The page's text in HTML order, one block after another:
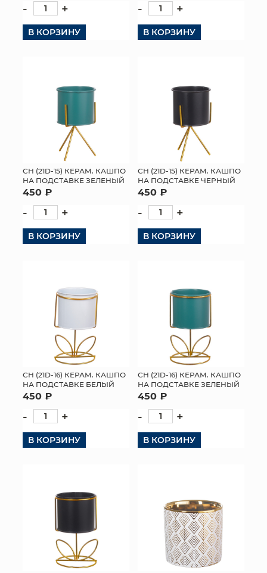
- +
В КОРЗИНУ
- +
В КОРЗИНУ
СН (21D-15) КЕРАМ. КАШПО
НА ПОДСТАВКЕ ЗЕЛЕНЫЙ
450 ₽
- +
В КОРЗИНУ
СН (21D-15) КЕРАМ. КАШПО
НА ПОДСТАВКЕ ЧЕРНЫЙ
450 ₽
- +
В КОРЗИНУ
СН (21D-16) КЕРАМ. КАШПО
НА ПОДСТАВКЕ БЕЛЫЙ
450 ₽
- +
В КОРЗИНУ
СН (21D-16) КЕРАМ. КАШПО
НА ПОДСТАВКЕ ЗЕЛЕНЫЙ
450 ₽
- +
В КОРЗИНУ